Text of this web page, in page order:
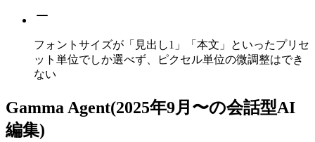
フォントサイズが「見出し1」「本文」といったプリセ
ット単位でしか選べず、ピクセル単位の微調整はでき
ない
Gamma Agent(2025年9月〜の会話型AI
編集)